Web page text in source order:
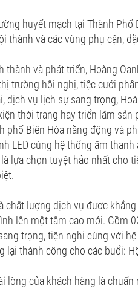
huyết mạch tại Thành
thành và các vùng phụ cận,
thành và phát triển, Hoàng
trường hội nghị, tiệc cưới
dịch vụ lịch sự sang trọng,
thời trang hay triển lãm
phố Biên Hòa năng động và
LED cùng hệ thống âm
lựa chọn tuyệt hảo nhất cho
chất lượng dịch vụ được
lên một tầm cao mới. Gồm
trọng, tiện nghi cùng với
lại thành công cho các buổi:
lòng của khách hàng là